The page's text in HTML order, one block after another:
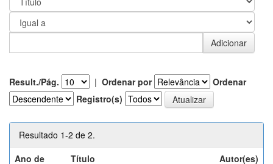
Result./Pág. | Ordenar por
Ordenar
Registro(s)
Resultado 1-2 de 2.
Ano de
Título Autor(es)